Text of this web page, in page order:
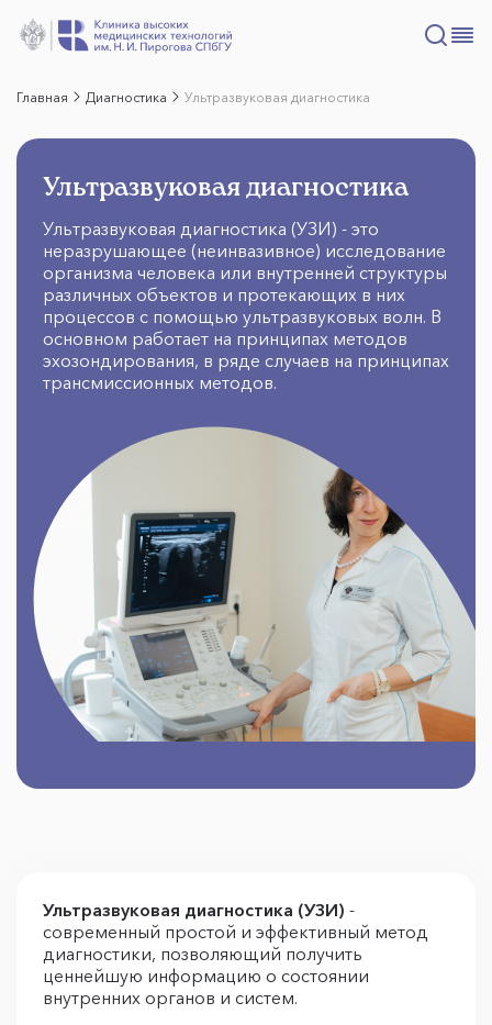
Главная Диагностика Ультразвуковая диагностика
Ультразвуковая диагностика
Ультразвуковая диагностика (УЗИ) - это
неразрушающее (неинвазивное) исследование
организма человека или внутренней структуры
различных объектов и протекающих в них
процессов с помощью ультразвуковых волн. В
основном работает на принципах методов
эхозондирования, в ряде случаев на принципах
трансмиссионных методов.
Ультразвуковая диагностика (УЗИ) -
современный простой и эффективный метод
диагностики, позволяющий получить
ценнейшую информацию о состоянии
внутренних органов и систем.